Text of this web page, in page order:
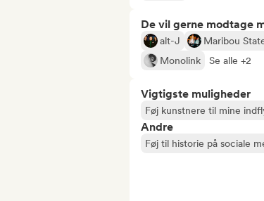
De vil gerne modtage
alt-J Maribou
Monolink
Se alle +2
Vigtigste muligheder
Føj kunstnere til mine
Andre
Føj til historie på sociale